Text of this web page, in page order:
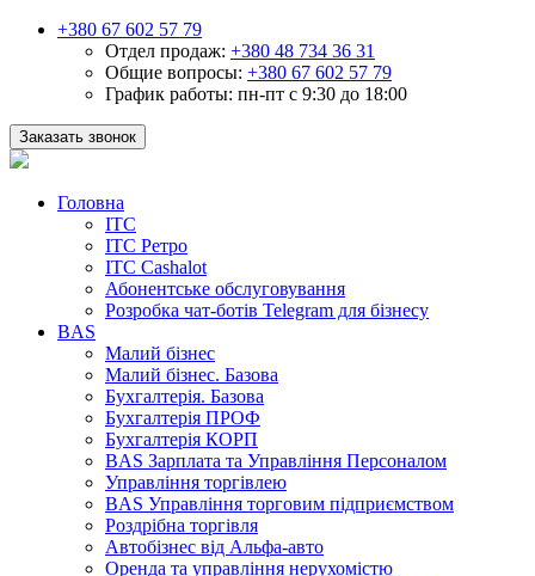
+380 67 602 57 79
Отдел продаж: +380 48 734 36 31
Общие вопросы: +380 67 602 57 79
График работы: пн-пт с 9:30 до 18:00
Заказать звонок
Головна
ІТС
ІТС Ретро
ІТС Cashalot
Абонентське обслуговування
Розробка чат-ботів Telegram для бізнесу
BAS
Малий бізнес
Малий бізнес. Базова
Бухгалтерія. Базова
Бухгалтерія ПРОФ
Бухгалтерія КОРП
BAS Зарплата та Управління Персоналом
Управління торгівлею
BAS Управління торговим підприємством
Роздрібна торгівля
Автобізнес від Альфа-авто
Оренда та управління нерухомістю